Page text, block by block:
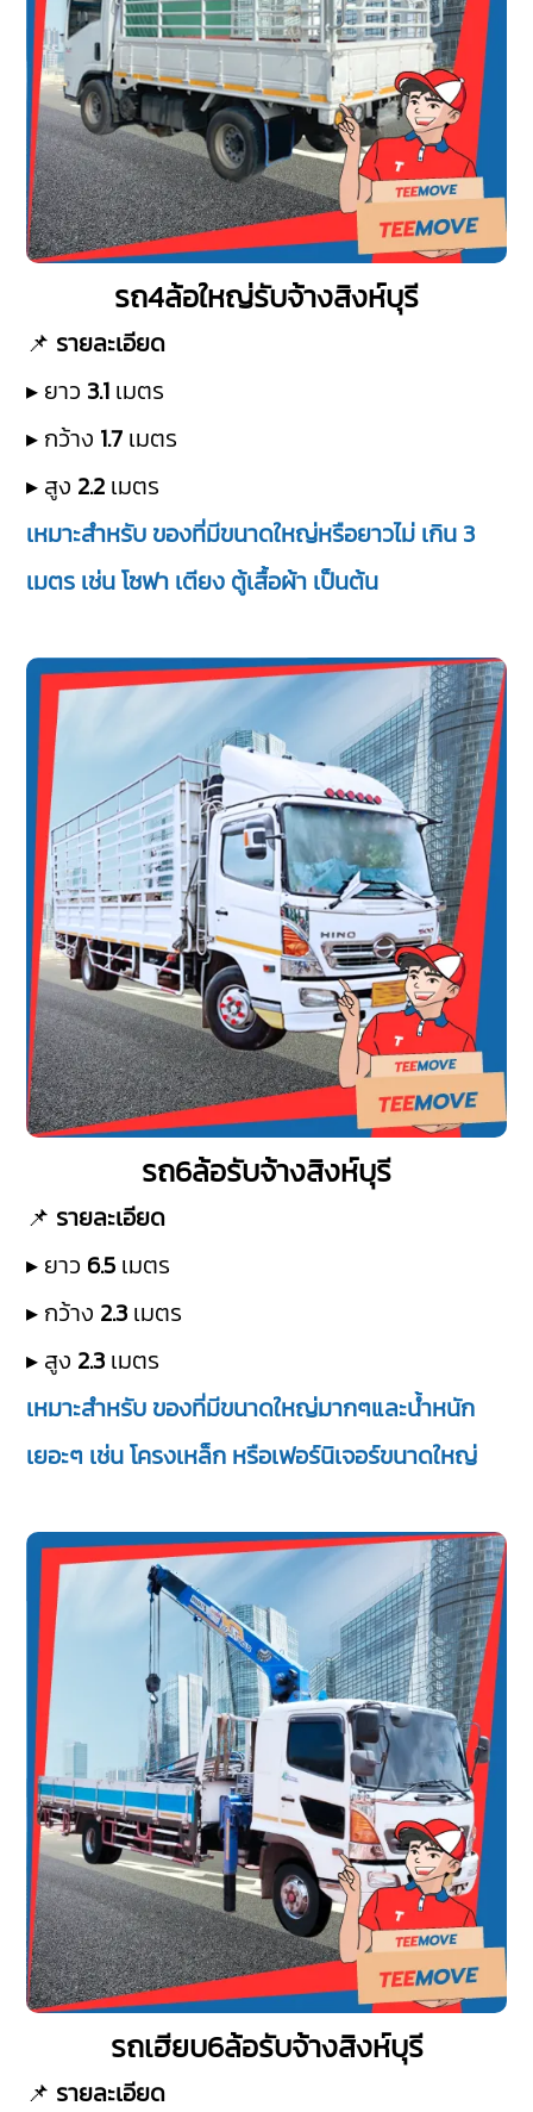
รถ4ล้อใหญ่รับจ้างสิงห์บุรี
📌 รายละเอียด
▸ ยาว 3.1 เมตร
▸ กว้าง 1.7 เมตร
▸ สูง 2.2 เมตร
เหมาะสำหรับ ของที่มีขนาดใหญ่หรือยาวไม่ เกิน 3
เมตร เช่น โซฟา เตียง ตู้เสื้อผ้า เป็นต้น
รถ6ล้อรับจ้างสิงห์บุรี
📌 รายละเอียด
▸ ยาว 6.5 เมตร
▸ กว้าง 2.3 เมตร
▸ สูง 2.3 เมตร
เหมาะสำหรับ ของที่มีขนาดใหญ่มากๆและน้ำหนัก
เยอะๆ เช่น โครงเหล็ก หรือเฟอร์นิเจอร์ขนาดใหญ่
รถเฮียบ6ล้อรับจ้างสิงห์บุรี
📌 รายละเอียด